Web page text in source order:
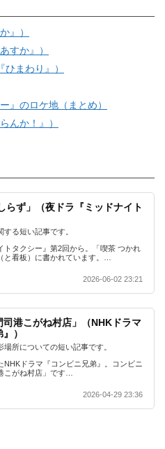
』）
すか』）
まわり』）
』のロケ地（まとめ）
んか！』）
らず」（夜ドラ『ミッドナイト
する短い記事です。
トタクシー』第2回から。「喫茶 つかれ
と看板）に書かれています。…
2026-06-02 23:21
司港こがね村店」（NHKドラマ
）
所についての短い記事です。
NHKドラマ『コンビニ兄弟』。コンビニ
こがね村店」です…
2026-04-29 23:36